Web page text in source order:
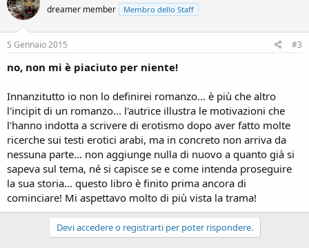
dreamer member Membro dello Staff
5 Gennaio 2015 #3
no, non mi è piaciuto per niente!
Innanzitutto io non lo definirei romanzo... è più che altro
l'incipit di un romanzo... l'autrice illustra le motivazioni che
l'hanno indotta a scrivere di erotismo dopo aver fatto molte
ricerche sui testi erotici arabi, ma in concreto non arriva da
nessuna parte... non aggiunge nulla di nuovo a quanto già si
sapeva sul tema, né si capisce se e come intenda proseguire
la sua storia... questo libro è finito prima ancora di
cominciare! Mi aspettavo molto di più vista la trama!
Devi accedere o registrarti per poter rispondere.